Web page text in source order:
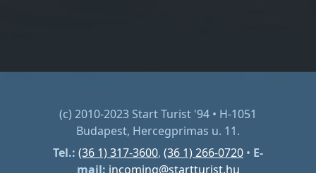
(c) 2010-2023 Start Turist '94 • H-1051
Budapest, Hercegprimas u. 11.
Tel.: (36 1) 317-3600, (36 1) 266-0720 • E-
mail: incoming@startturist.hu